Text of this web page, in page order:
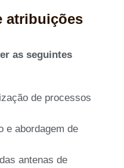
atribuições
as seguintes
de processos
e abordagem de
antenas de